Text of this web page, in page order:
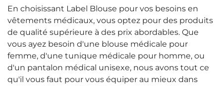
En choisissant Label Blouse pour vos besoins en
vêtements médicaux, vous optez pour des produits
de qualité supérieure à des prix abordables. Que
vous ayez besoin d'une blouse médicale pour
femme, d'une tunique médicale pour homme, ou
d'un pantalon médical unisexe, nous avons tout ce
qu'il vous faut pour vous équiper au mieux dans